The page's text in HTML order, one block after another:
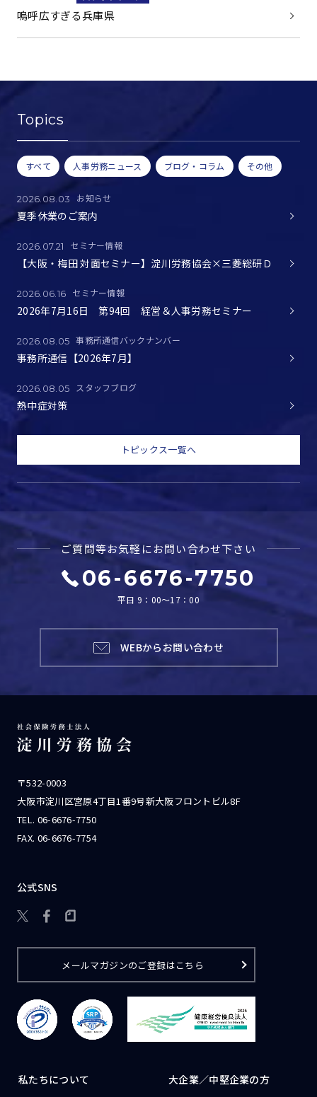
Topics
すべて 人事労務ニュース ブログ・コラム その他
2026.08.03 お知らせ
夏季休業のご案内
2026.07.21 セミナー情報
【大阪・梅田 対面セミナー】淀川労務協会×三菱総研Ｄ
2026.06.16 セミナー情報
2026年7月16日 第94回 経営＆人事労務セミナー
2026.08.05 事務所通信バックナンバー
事務所通信【2026年7月】
2026.08.05 スタッフブログ
熱中症対策
トピックス一覧へ
嗚呼広すぎる兵庫県
ご質問等お気軽にお問い合わせ下さい
06-6676-7750
平日 9：00～17：00
WEBからお問い合わせ
〒532-0003
大阪市淀川区宮原4丁目1番9号新大阪フロントビル8F
TEL. 06-6676-7750
FAX. 06-6676-7754
公式SNS

メールマガジンのご登録はこちら
私たちについて 大企業／中堅企業の方